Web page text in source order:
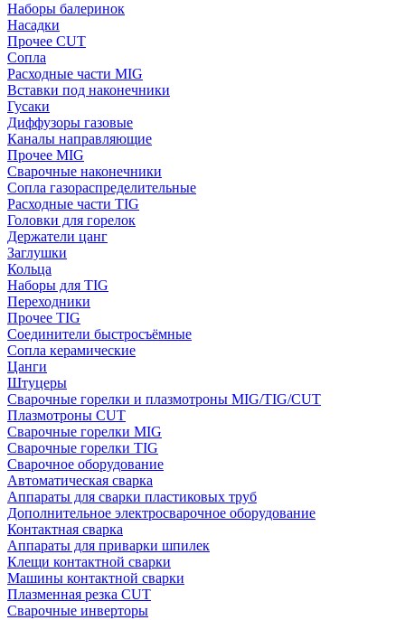
Наборы балеринок
Насадки
Прочее CUT
Сопла
Расходные части MIG
Вставки под наконечники
Гусаки
Диффузоры газовые
Каналы направляющие
Прочее MIG
Сварочные наконечники
Сопла газораспределительные
Расходные части TIG
Головки для горелок
Держатели цанг
Заглушки
Кольца
Наборы для TIG
Переходники
Прочее TIG
Соединители быстросъёмные
Сопла керамические
Цанги
Штуцеры
Сварочные горелки и плазмотроны MIG/TIG/CUT
Плазмотроны CUT
Сварочные горелки MIG
Сварочные горелки TIG
Сварочное оборудование
Автоматическая сварка
Аппараты для сварки пластиковых труб
Дополнительное электросварочное оборудование
Контактная сварка
Аппараты для приварки шпилек
Клещи контактной сварки
Машины контактной сварки
Плазменная резка CUT
Сварочные инверторы